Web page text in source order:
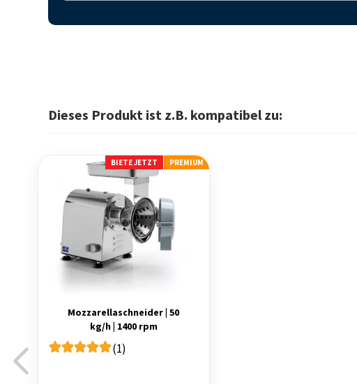
Dieses Produkt ist z.B. kompatibel zu:
BIETE JETZT PREMIUM
Mozzarellaschneider | 50
kg/h | 1400 rpm
(1)